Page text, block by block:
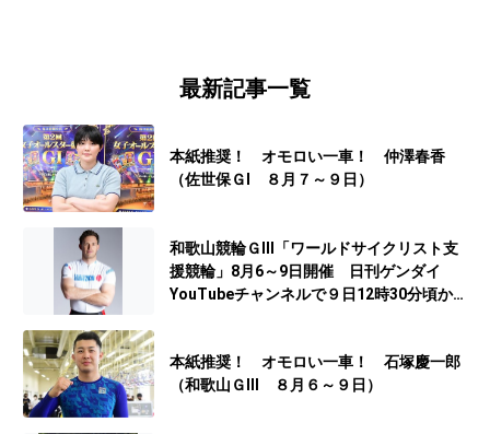
最新記事一覧
本紙推奨！ オモロい一車！ 仲澤春香
（佐世保ＧⅠ ８月７～９日）
和歌山競輪ＧⅢ「ワールドサイクリスト支
援競輪」8月6～9日開催 日刊ゲンダイ
YouTubeチャンネルで９日12時30分頃から
本紙推奨！ オモロい一車！ 石塚慶一郎
（和歌山ＧⅢ ８月６～９日）